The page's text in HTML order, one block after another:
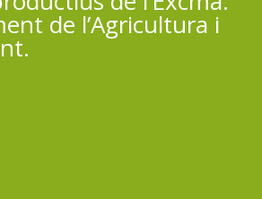
de l’Agricultura i